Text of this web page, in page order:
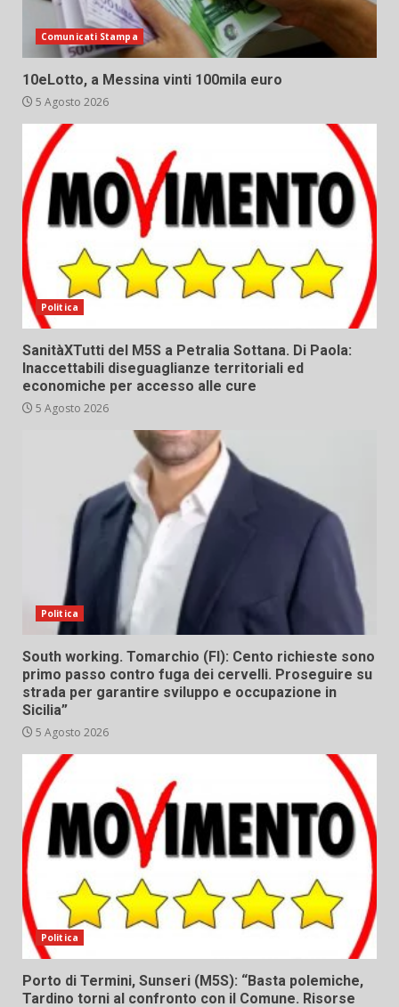
Comunicati Stampa
10eLotto, a Messina vinti 100mila euro
5 Agosto 2026
Politica
SanitàXTutti del M5S a Petralia Sottana. Di Paola:
Inaccettabili diseguaglianze territoriali ed
economiche per accesso alle cure
5 Agosto 2026
Politica
South working. Tomarchio (FI): Cento richieste sono
primo passo contro fuga dei cervelli. Proseguire su
strada per garantire sviluppo e occupazione in
Sicilia”
5 Agosto 2026
Politica
Porto di Termini, Sunseri (M5S): “Basta polemiche,
Tardino torni al confronto con il Comune. Risorse